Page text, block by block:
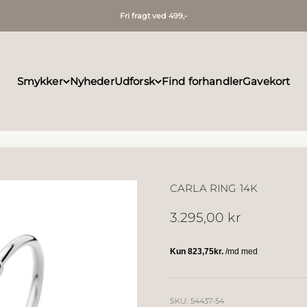
Fri fragt ved 499,-
Smykker NyhederUdforsk Find forhandlerGavekort
CARLA RING 14K
Salgspris
3.295,00 kr
SKU: 54437-54